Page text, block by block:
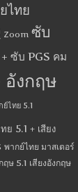
ไทย
Zoom ซับ
ซับ PGS คม
อังกฤษ
ย์ไทย 5.1
ย 5.1 + เสียง
พากย์ไทย มาสเตอร์
ฤษ 5.1 เสียงอังกฤษ